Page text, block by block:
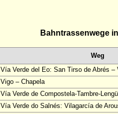
Bahntrassenwege in
Weg
Vía Verde del Eo: San Tirso de Abrés –
Vigo – Chapela
Vía Verde de Compostela-Tambre-
Verde do Salnés: Vilagarcía de